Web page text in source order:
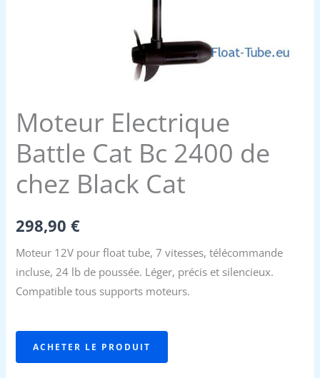
Moteur Electrique
Battle Cat Bc 2400 de
chez Black Cat
298,90€
Moteur 12V pour float tube, 7 vitesses, télécommande
incluse, 24 lb de poussée. Léger, précis et silencieux.
Compatible tous supports moteurs.
ACHETER LE PRODUIT